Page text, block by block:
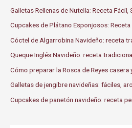
Galletas Rellenas de Nutella: Receta Fácil,
Cupcakes de Plátano Esponjosos:
Cóctel de Algarrobina Navideño: receta
Queque Inglés Navideño: receta
Cómo preparar la Rosca de Reyes casera
Galletas de jengibre navideñas: fáciles,
Cupcakes de panetón navideño: receta